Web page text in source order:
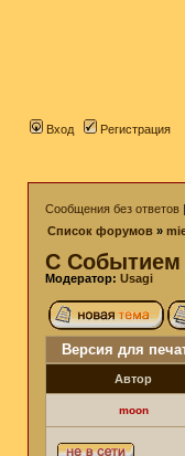
Вход Регистрация
Сообщения без ответов |
Список форумов »
С Событием
Модератор: Usagi
Версия для
Автор
moon